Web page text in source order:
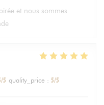
et nous sommes
/5 quality_price : 5/5